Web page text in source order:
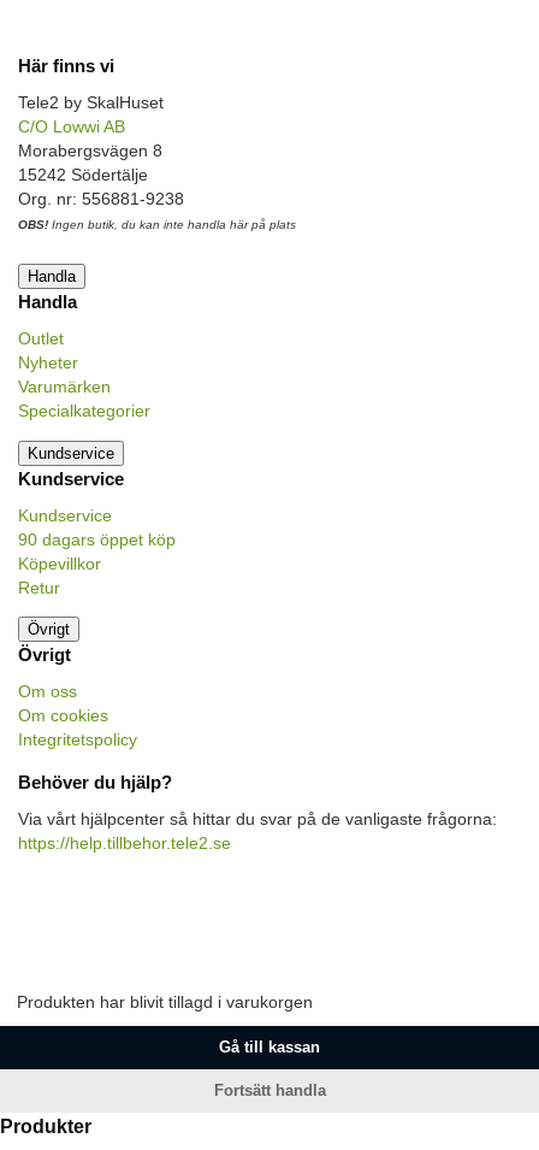
Här finns vi
Tele2 by SkalHuset
C/O Lowwi AB
Morabergsvägen 8
15242 Södertälje
Org. nr: 556881-9238
OBS! Ingen butik, du kan inte handla här på plats
Handla
Handla
Outlet
Nyheter
Varumärken
Specialkategorier
Kundservice
Kundservice
Kundservice
90 dagars öppet köp
Köpevillkor
Retur
Övrigt
Övrigt
Om oss
Om cookies
Integritetspolicy
Behöver du hjälp?
Via vårt hjälpcenter så hittar du svar på de vanligaste frågorna:
https://help.tillbehor.tele2.se
Produkten har blivit tillagd i varukorgen
Gå till kassan
Fortsätt handla
Produkter